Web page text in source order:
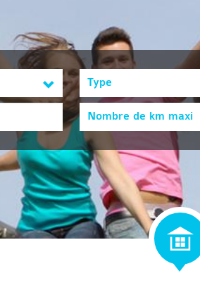
Type
Nombre de km maxi